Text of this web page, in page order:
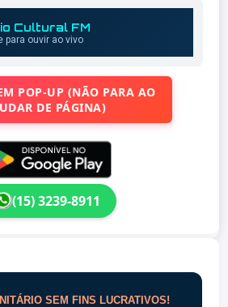
POP-UP (NÃO PARA AO
DE PÁGINA)
(15) 3239-8911
SEM FINS LUCRATIVOS!